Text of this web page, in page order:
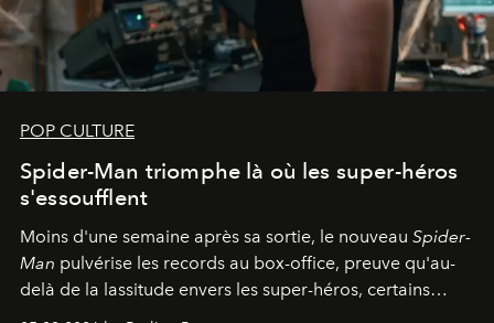
POP CULTURE
Spider-Man triomphe là où les super-héros
s'essoufflent
Moins d'une semaine après sa sortie, le nouveau Spider-
Man pulvérise les records au box-office, preuve qu'au-
delà de la lassitude envers les super-héros, certains
personnages continuent de susciter une ferveur intacte.